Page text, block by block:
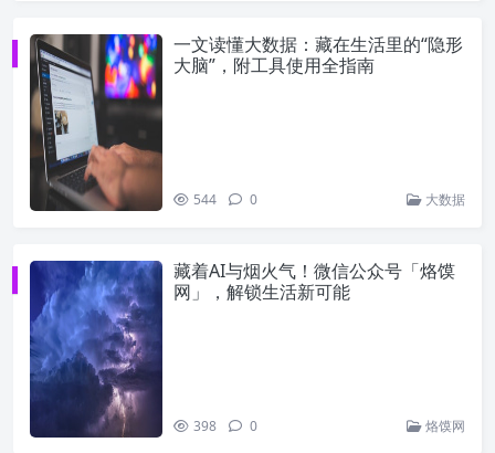
一文读懂大数据：藏在生活里的“隐形
大脑”，附工具使用全指南
544 0 大数据
藏着AI与烟火气！微信公众号「烙馍
网」，解锁生活新可能
398 0 烙馍网